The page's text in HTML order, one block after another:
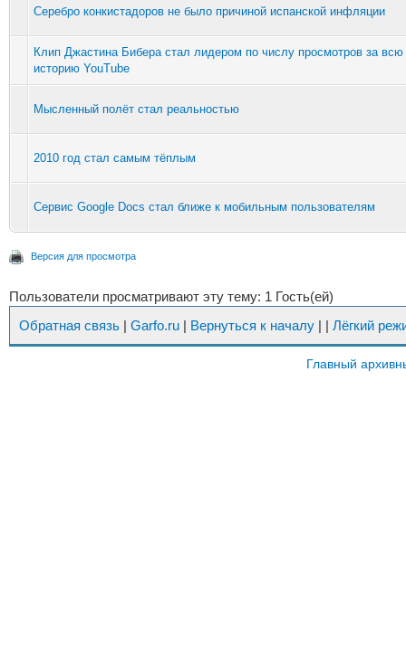
Серебро конкистадоров не было причиной испанской инфляции
Клип Джастина Бибера стал лидером по числу просмотров за всю
историю YouTube
Мысленный полёт стал реальностью
2010 год стал самым тёплым
Сервис Google Docs стал ближе к мобильным пользователям
Версия для просмотра
Пользователи просматривают эту тему: 1 Гость(ей)
Обратная связь | Garfo.ru | Вернуться к началу | | Лёгкий
Главный